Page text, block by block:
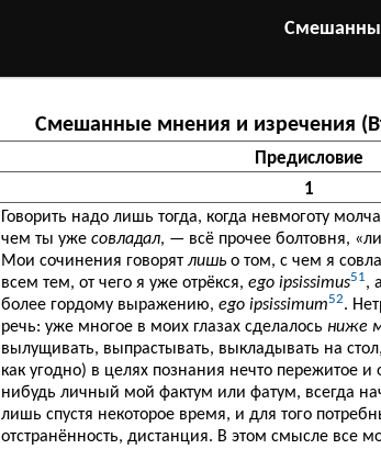
Смешанные мнения и изречения
Предисловие
1
Говорить надо лишь тогда, когда невмоготу
чем ты уже совладал, — всё прочее болтовня,
Мои сочинения говорят лишьо том, с чем я
всем тем, от чего я уже отрёкся, ego ipsissimus51,
более гордому выражению, ego ipsissimum52.
речь: уже многое в моих глазах сделалось ниже
вылущивать, выпрастывать, выкладывать на
как угодно) в целях познания нечто пережитое и
нибудь личный мой фактум или фатум, всегда
лишь спустя некоторое время, и для того
отстранённость, дистанция. В этом смысле все